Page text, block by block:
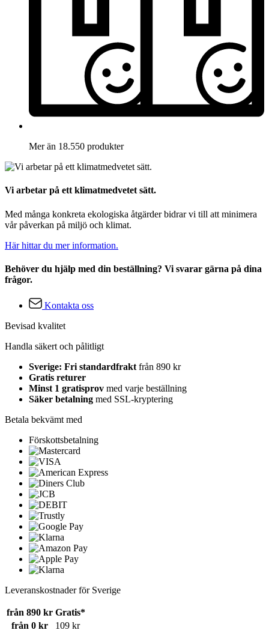
Mer än 18.550 produkter
Vi arbetar på ett klimatmedvetet sätt.
Med många konkreta ekologiska åtgärder bidrar vi till att minimera
vår påverkan på miljö och klimat.
Här hittar du mer information.
Behöver du hjälp med din beställning? Vi svarar gärna på dina
frågor.
Kontakta oss
Bevisad kvalitet
Handla säkert och pålitligt
Sverige: Fri standardfrakt från 890 kr
Gratis returer
Minst 1 gratisprov med varje beställning
Säker betalning med SSL-kryptering
Betala bekvämt med
Förskottsbetalning
Leveranskostnader för Sverige
från 890 kr Gratis*
från 0 kr
109 kr